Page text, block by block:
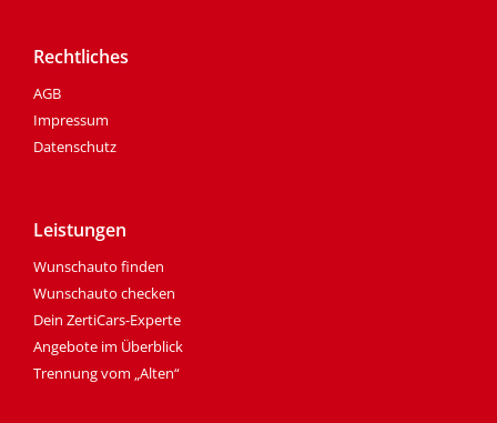
Rechtliches
AGB
Impressum
Datenschutz
Leistungen
Wunschauto finden
Wunschauto checken
Dein ZertiCars-Experte
Angebote im Überblick
Trennung vom „Alten“